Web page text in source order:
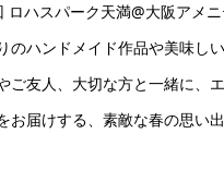
ロハスパーク天満@大阪アメ
のハンドメイド作品や美味し
ご友人、大切な方と一緒に、
お届けする、素敵な春の思い